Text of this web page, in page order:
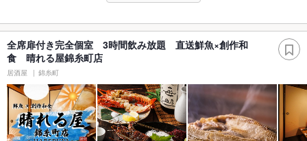
全席扉付き完全個室 3時間飲み放題 直送鮮魚×創作和
食 晴れる屋錦糸町店
居酒屋 錦糸町